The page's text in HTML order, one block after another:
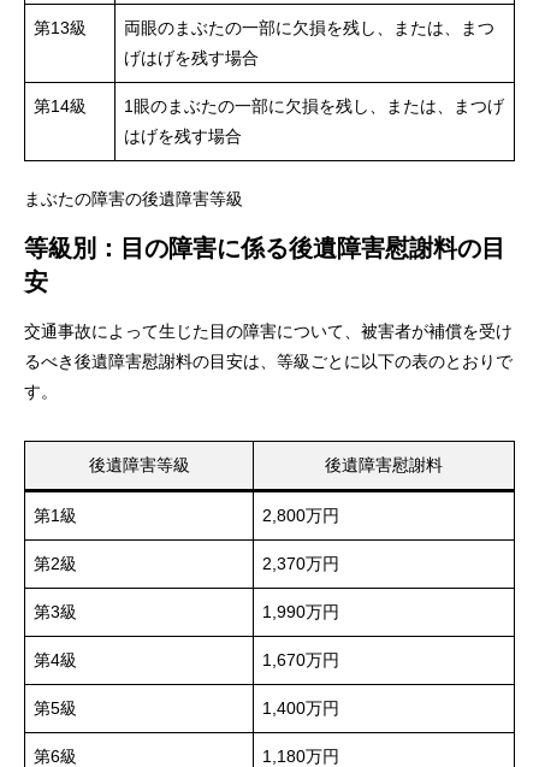
第13級
両眼のまぶたの一部に欠損を残し、または、まつ
げはげを残す場合
第14級
1眼のまぶたの一部に欠損を残し、または、まつげ
はげを残す場合
まぶたの障害の後遺障害等級
等級別：目の障害に係る後遺障害慰謝料の目
安
交通事故によって生じた目の障害について、被害者が補償を受け
るべき後遺障害慰謝料の目安は、等級ごとに以下の表のとおりで
す。
後遺障害等級 後遺障害慰謝料
第1級 2,800万円
第2級 2,370万円
第3級 1,990万円
第4級 1,670万円
第5級 1,400万円
第6級 1,180万円